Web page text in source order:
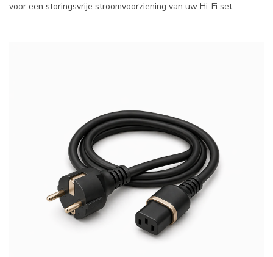
voor een storingsvrije stroomvoorziening van uw Hi-Fi set.